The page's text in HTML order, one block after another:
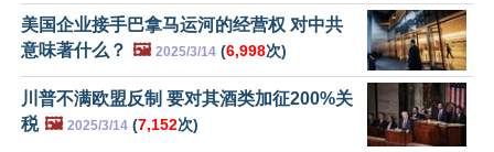
美国企业接手巴拿马运河的经营权 对中共
意味著什么？ 🖼️ 2025/3/14 (6,998次)
川普不满欧盟反制 要对其酒类加征200%关
税 🖼️ 2025/3/14 (7,152次)